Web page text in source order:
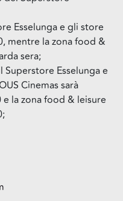
Esselunga e gli store
mentre la zona food &
sera;
Superstore Esselunga e
Cinemas sarà
la zona food & leisure